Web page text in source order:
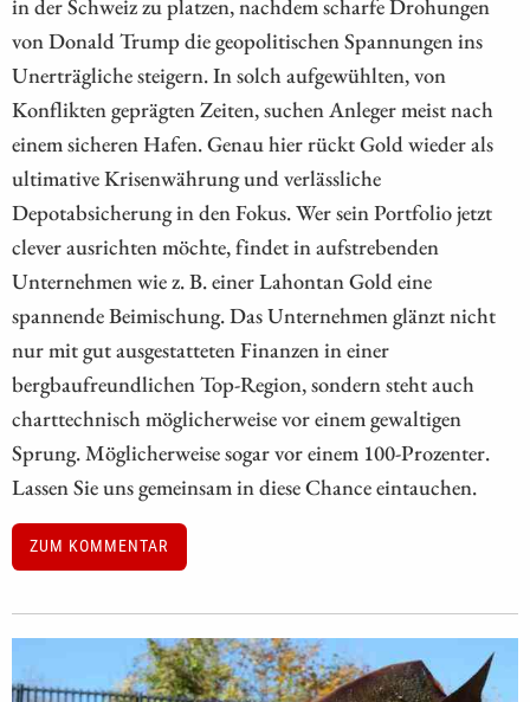
von Donald Trump die geopolitischen Spannungen ins
Unerträgliche steigern. In solch aufgewühlten, von
Konflikten geprägten Zeiten, suchen Anleger meist nach
einem sicheren Hafen. Genau hier rückt Gold wieder als
ultimative Krisenwährung und verlässliche
Depotabsicherung in den Fokus. Wer sein Portfolio jetzt
clever ausrichten möchte, findet in aufstrebenden
Unternehmen wie z. B. einer Lahontan Gold eine
spannende Beimischung. Das Unternehmen glänzt nicht
nur mit gut ausgestatteten Finanzen in einer
bergbaufreundlichen Top-Region, sondern steht auch
charttechnisch möglicherweise vor einem gewaltigen
Sprung. Möglicherweise sogar vor einem 100-Prozenter.
Lassen Sie uns gemeinsam in diese Chance eintauchen.
ZUM KOMMENTAR